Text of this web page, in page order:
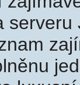
serveru